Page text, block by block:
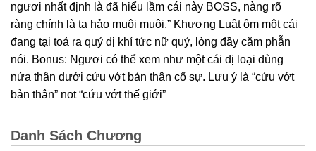
ngươi nhất định là đã hiểu lầm cái này BOSS, nàng rõ
ràng chính là ta hảo muội muội.” Khương Luật ôm một cái
đang tại toả ra quỷ dị khí tức nữ quỷ, lòng đầy căm phẫn
nói. Bonus: Ngươi có thể xem như một cái dị loại dùng
nửa thân dưới cứu vớt bản thân cố sự. Lưu ý là “cứu vớt
bản thân” not “cứu vớt thế giới”
Danh Sách Chương